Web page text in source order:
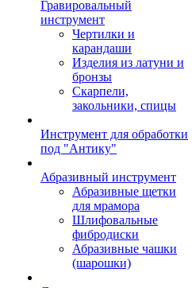
Гравировальный
инструмент
Чертилки и
карандаши
Изделия из латуни и
бронзы
Скарпели,
закольники, спицы
Инструмент для обработки
под "Антику"
Абразивный инструмент
Абразивные щетки
для мрамора
Шлифовальные
фибродиски
Абразивные чашки
(шарошки)